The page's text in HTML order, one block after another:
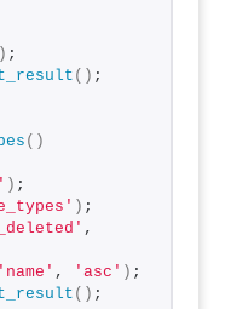
) ;
() ;
()
) ;
) ;
'name' , 'asc' ) ;
() ;